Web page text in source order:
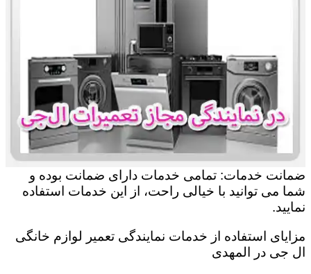
ضمانت خدمات: تمامی خدمات دارای ضمانت بوده و
شما می توانید با خیالی راحت، از این خدمات استفاده
نمایید.
مزایای استفاده از خدمات نمایندگی تعمیر لوازم خانگی
ال جی در المهدی